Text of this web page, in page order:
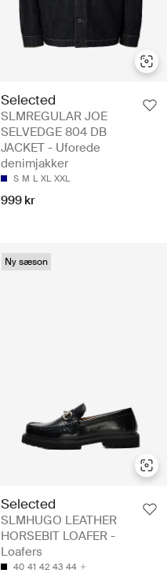
Selected
SLMREGULAR JOE
SELVEDGE 804 DB
JACKET - Uforede
denimjakker
S M L XL XXL
999 kr
Ny sæson
Selected
SLMHUGO LEATHER
HORSEBIT LOAFER -
Loafers
40 41 42 43 44